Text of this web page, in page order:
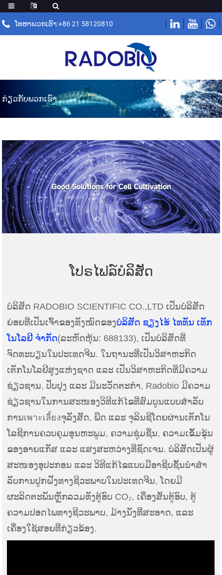
ໂທຫາພວກເຮົາ:+86 21 58120810
ກ່ຽວກັບພວກເຮົາ
.
ໂປຣໄຟລ໌ບໍລິສັດ
ບໍລິສັດ RADOBIO SCIENTIFIC CO.,LTD ເປັນບໍລິສັດ
ຍ່ອຍທີ່ເປັນເຈົ້າຂອງທັງໝົດຂອງບໍລິສັດ ຊຽງໄຮ້ ໄທທັນ ເທັກ
ໂນໂລຢີ ຈຳກັດ(ລະຫັດຫຸ້ນ: 688133), ເປັນບໍລິສັດທີ່
ຈົດທະບຽນໃນປະເທດຈີນ. ໃນຖານະທີ່ເປັນວິສາຫະກິດ
ເຕັກໂນໂລຢີສູງແຫ່ງຊາດ ແລະ ເປັນວິສາຫະກິດທີ່ມີຄວາມ
ຊ່ຽວຊານ, ປັບປຸງ ແລະ ມີນະວັດຕະກໍາ, Radobio ມີຄວາມ
ຊ່ຽວຊານໃນການສະໜອງວິທີແກ້ໄຂທີ່ສົມບູນແບບສໍາລັບ
ການเพาะเลี้ยงຈຸລັງສັດ, ພືດ ແລະ ຈຸລິນຊີໂດຍຜ່ານເຕັກໂນ
ໂລຊີການຄວບຄຸມອຸນຫະພູມ, ຄວາມຊຸ່ມຊື່ນ, ຄວາມເຂັ້ມຂຸ້ນ
ຂອງອາຍແກັສ ແລະ ແສງສະຫວ່າງທີ່ຊັດເຈນ. ບໍລິສັດເປັນຜູ້
ສະໜອງອຸປະກອນ ແລະ ວິທີແກ້ໄຂແບບມືອາຊີບຊັ້ນນໍາສໍາ
ລັບການປູກຝັງທາງຊີວະພາບໃນປະເທດຈີນ, ໂດຍມີ
ຜະລິດຕະພັນຫຼັກລວມທັງຕູ້ອົບ CO₂, ເຄື່ອງສັ່ນຕູ້ອົບ, ຕູ້
ຄວາມປອດໄພທາງຊີວະພາບ, ມ້າງນັ່ງທີ່ສະອາດ, ແລະ
ເຄື່ອງໃຊ້ສອຍທີ່ກ່ຽວຂ້ອງ.